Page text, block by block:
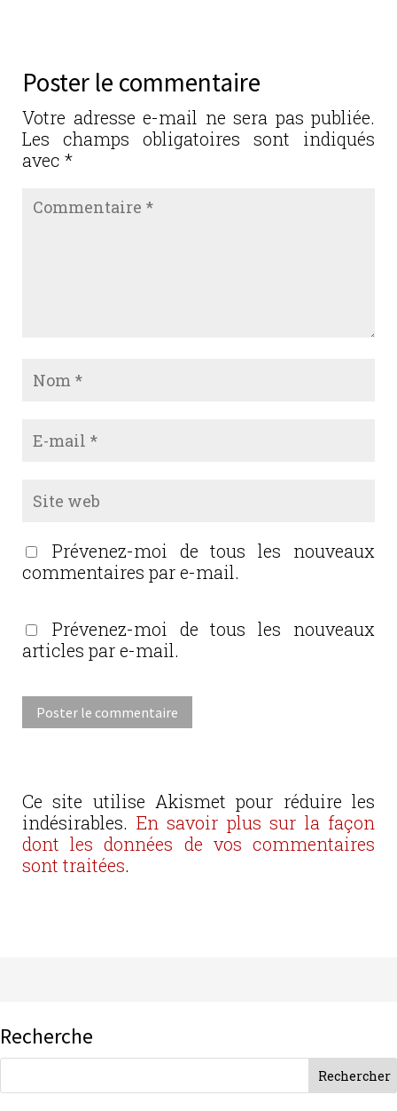
b
o
o
k
r
n
er
Poster le commentaire
Votre adresse e-mail ne sera pas publiée.
Les champs obligatoires sont indiqués
avec *
Prévenez-moi de tous les nouveaux
commentaires par e-mail.
Prévenez-moi de tous les nouveaux
articles par e-mail.
Ce site utilise Akismet pour réduire les
indésirables. En savoir plus sur la façon
dont les données de vos commentaires
sont traitées.
Recherche